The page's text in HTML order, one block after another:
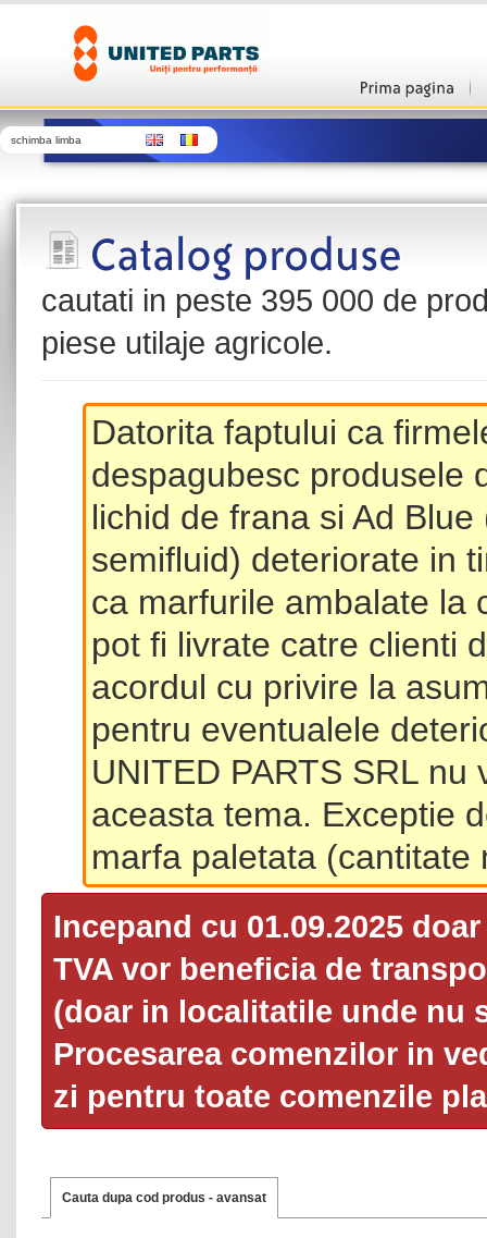
schimba limba
cautati in peste 395 000 de
piese utilaje agricole.
Datorita faptului ca
despagubesc produsele
lichid de frana si Ad
semifluid) deteriorate in
ca marfurile ambalate la
pot fi livrate catre clienti
acordul cu privire la
pentru eventualele
UNITED PARTS SRL
aceasta tema. Exceptie
marfa paletata (cantitate
Incepand cu 01.09.2025
TVA vor beneficia de
(doar in localitatile unde nu
Procesarea comenzilor in
zi pentru toate comenzile
Cauta dupa cod produs - avansat